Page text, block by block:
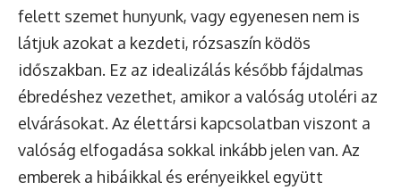
felett szemet hunyunk, vagy egyenesen nem is
látjuk azokat a kezdeti, rózsaszín ködös
időszakban. Ez az idealizálás később fájdalmas
ébredéshez vezethet, amikor a valóság utoléri az
elvárásokat. Az élettársi kapcsolatban viszont a
valóság elfogadása sokkal inkább jelen van. Az
emberek a hibáikkal és erényeikkel együtt